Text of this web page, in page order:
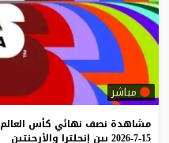
مباشر
مشاهدة نصف نهائي كأس العالم
15-7-2026
بين إنجلترا والأرجنتين